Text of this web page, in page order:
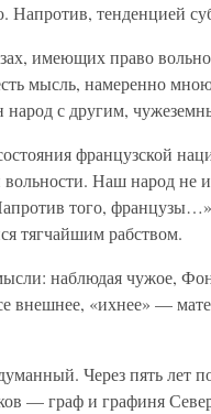
Напротив, тенденцией
имеющих право
мысль, намеренно
народ с другим,
французской
вольности. Наш народ
того,
тягчайшим рабством.
наблюдая чужое,
внешнее, «ихнее» —
Через пять лет
— граф и графиня